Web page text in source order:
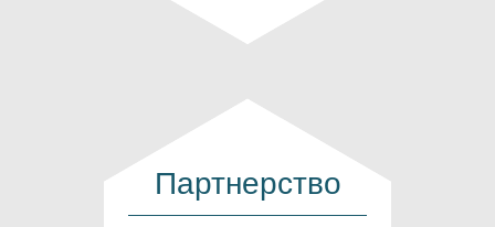
Партнерство